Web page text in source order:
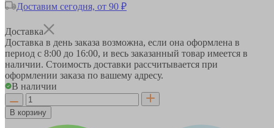
Доставим сегодня, от 90 ₽
Доставка
Доставка в день заказа возможна, если она оформлена в
период с 8:00 до 16:00, и весь заказанный товар имеется в
наличии. Стоимость доставки рассчитывается при
оформлении заказа по вашему адресу.
В наличии
В корзину